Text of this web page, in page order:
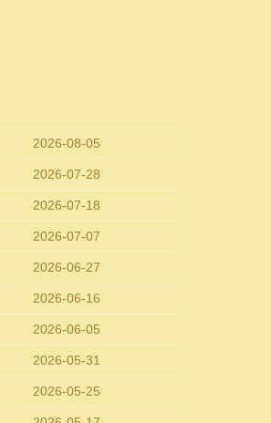
2026-08-05
2026-07-28
2026-07-18
2026-07-07
2026-06-27
2026-06-16
2026-06-05
2026-05-31
2026-05-25